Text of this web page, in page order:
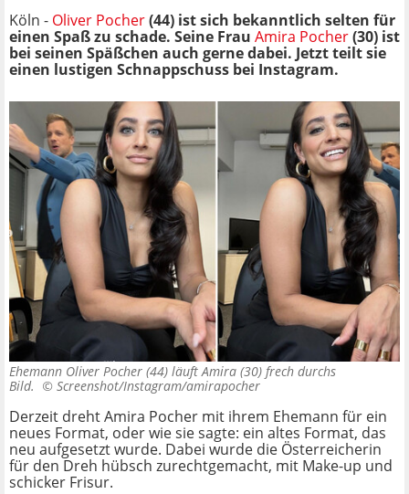
Köln - Oliver Pocher(44) ist sich bekanntlich selten für
einen Spaß zu schade. Seine Frau Amira Pocher(30) ist
bei seinen Späßchen auch gerne dabei. Jetzt teilt sie
einen lustigen Schnappschuss bei Instagram.
Ehemann Oliver Pocher (44) läuft Amira (30) frech durchs
Bild. © Screenshot/Instagram/amirapocher
Derzeit dreht Amira Pocher mit ihrem Ehemann für ein
neues Format, oder wie sie sagte: ein altes Format, das
neu aufgesetzt wurde. Dabei wurde die Österreicherin
für den Dreh hübsch zurechtgemacht, mit Make-up und
schicker Frisur.